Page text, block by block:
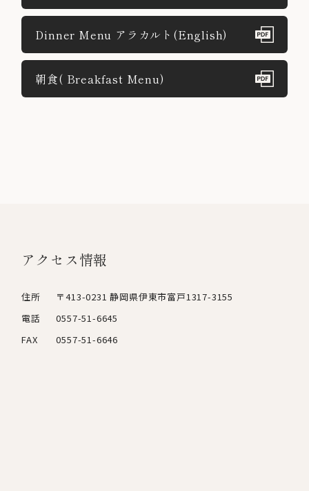
Dinner Menu アラカルト(English)
朝食( Breakfast Menu)
アクセス情報
住所
〒413-0231 静岡県伊東市富戸1317-3155
電話
0557-51-6645
FAX
0557-51-6646